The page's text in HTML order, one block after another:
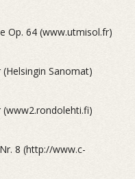
Op. 64 (www.utmisol.fr)
Sanomat)
(www2.rondolehti.fi)
8 (http://www.c-